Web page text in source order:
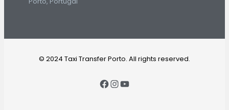
© 2024 Taxi Transfer Porto. All rights reserved.